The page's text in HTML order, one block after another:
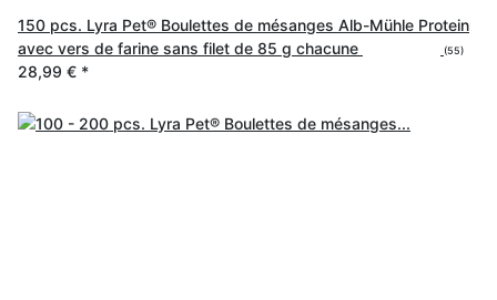
150 pcs. Lyra Pet® Boulettes de mésanges Alb-Mühle Protein
avec vers de farine sans filet de 85 g chacune
(55)
28,99 € *